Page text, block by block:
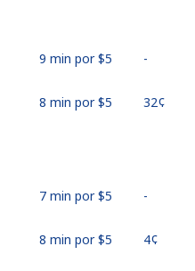
9 min por ⁦$5⁩ -
8 min por ⁦$5⁩ ⁦32¢⁩
7 min por ⁦$5⁩ -
8 min por ⁦$5⁩ ⁦4¢⁩